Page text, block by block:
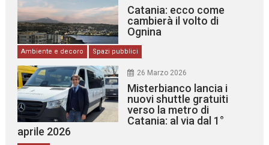
Catania: ecco come
cambierà il volto di
Ognina
Ambiente e decoro Spazi pubblici
26 Marzo 2026
Misterbianco lancia i
nuovi shuttle gratuiti
verso la metro di
Catania: al via dal 1°
aprile 2026